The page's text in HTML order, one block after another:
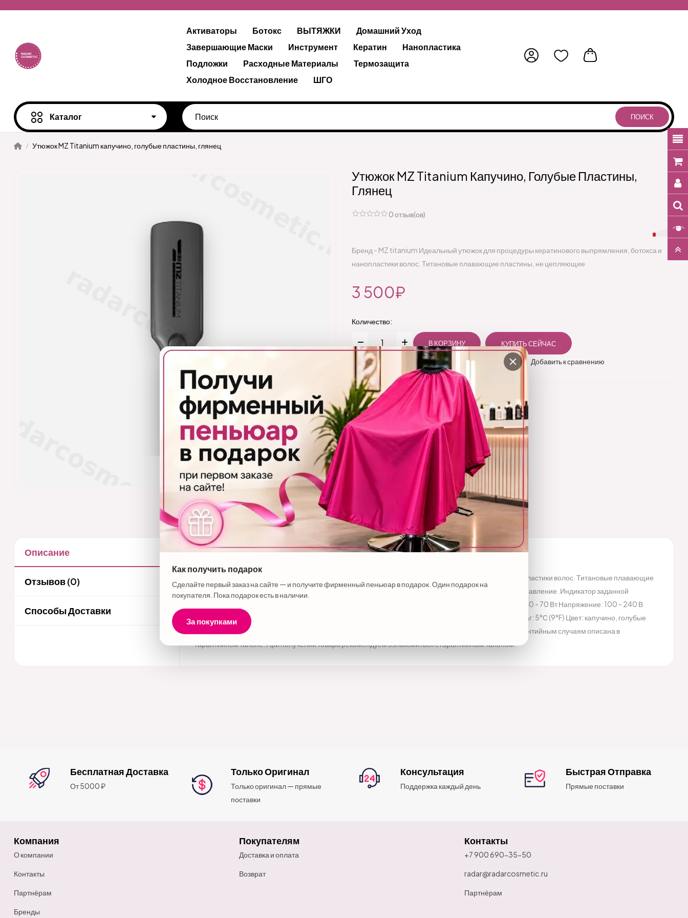
Активаторы Ботокс ВЫТЯЖКИ
Домашний Уход
Завершающие Маски
Инструмент Кератин
Нанопластика
Подложки
Расходные Материалы
Термозащита
Холодное Восстановление
ШГО
Каталог ПОИСК
Утюжок MZ Titanium капучино, голубые пластины, глянец
Утюжок MZ Titanium Капучино, Голубые Пластины,
Глянец
0 отзыв(ов)
Бренд - MZ titanium Идеальный утюжок для процедуры кератинового выпрямления, ботокса и
нанопластики волос. Титановые плавающие пластины, не цепляющие
3 500₽
Количество:
Добавить в избранное Добавить к сравнению
Бренд:MZ Titanium
Код товара:1814
Описание
Отзывов (0)
Способы Доставки
Бренд - MZ titanium Идеальный утюжок для процедуры кератинового выпрямления, ботокса и нанопластики волос. Титановые плавающие
пластины, не цепляющие волос. Разогрев пластин до 10 сек. Поворотный шнур 360С. Сенсорное управление. Индикатор заданной
температуры. Индикатор готовности к работе Технические характеристики MZ Titanium: Мощность: 40 - 70 Вт Напряжение: 100 - 240 В
Размер пластин: 45 на 95 мм Температурный диапазон: 50 - 232°С (122 - 450°F) Температурный шаг: 5°С (9°F) Цвет: капучино, голубые
пластины, глянец Гарантия 6 месяцев с момента покупки. Условия и подробная информация по гарантийным случаям описана в
гарантийном талоне. При получении товара рекомендуем ознакомиться с гарантийным талоном.
Бесплатная Доставка
От 5000 ₽
Только Оригинал
Только оригинал — прямые
поставки
Консультация
Поддержка каждый день
Быстрая Отправка
Прямые поставки
Компания
О компании
Контакты
Партнёрам
Бренды
Покупателям
Доставка и оплата
Возврат
Контакты
+7 900 690-35-50
radar@radarcosmetic.ru
Партнёрам
Как получить подарок
Сделайте первый заказ на сайте — и получите фирменный пеньюар в подарок. Один подарок на
покупателя. Пока подарок есть в наличии.
За покупками